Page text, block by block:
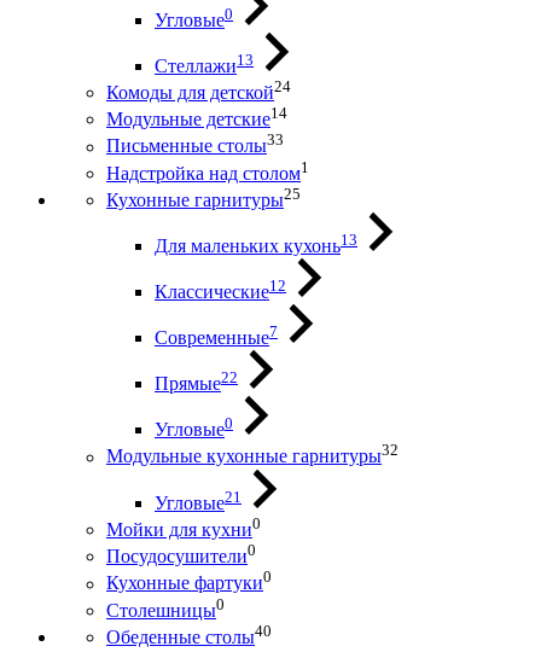
Угловые0
Стеллажи13
Комоды для детской24
Модульные детские14
Письменные столы33
Надстройка над столом1
Кухонные гарнитуры25
Для маленьких кухонь13
Классические12
Современные7
Прямые22
Угловые0
Модульные кухонные гарнитуры32
Угловые21
Мойки для кухни0
Посудосушители0
Кухонные фартуки0
Столешницы0
Обеденные столы40